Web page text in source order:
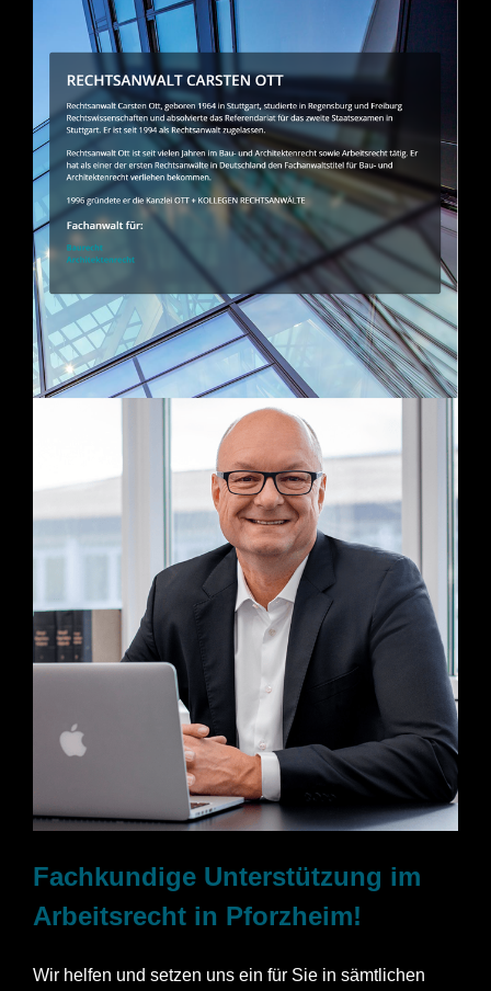
Fachkundige Unterstützung im
Arbeitsrecht in Pforzheim!
Wir helfen und setzen uns ein für Sie in sämtlichen